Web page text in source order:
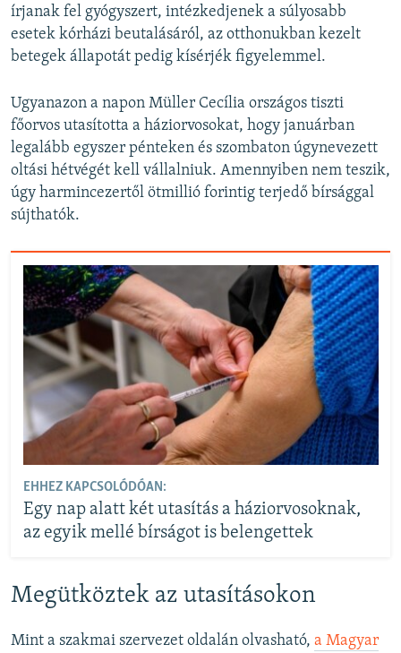
írjanak fel gyógyszert, intézkedjenek a súlyosabb
esetek kórházi beutalásáról, az otthonukban kezelt
betegek állapotát pedig kísérjék figyelemmel.
Ugyanazon a napon Müller Cecília országos tiszti
főorvos utasította a háziorvosokat, hogy januárban
legalább egyszer pénteken és szombaton úgynevezett
oltási hétvégét kell vállalniuk. Amennyiben nem teszik,
úgy harmincezertől ötmillió forintig terjedő bírsággal
sújthatók.
EHHEZ KAPCSOLÓDÓAN:
Egy nap alatt két utasítás a háziorvosoknak,
az egyik mellé bírságot is belengettek
Megütköztek az utasításokon
Mint a szakmai szervezet oldalán olvasható, a Magyar